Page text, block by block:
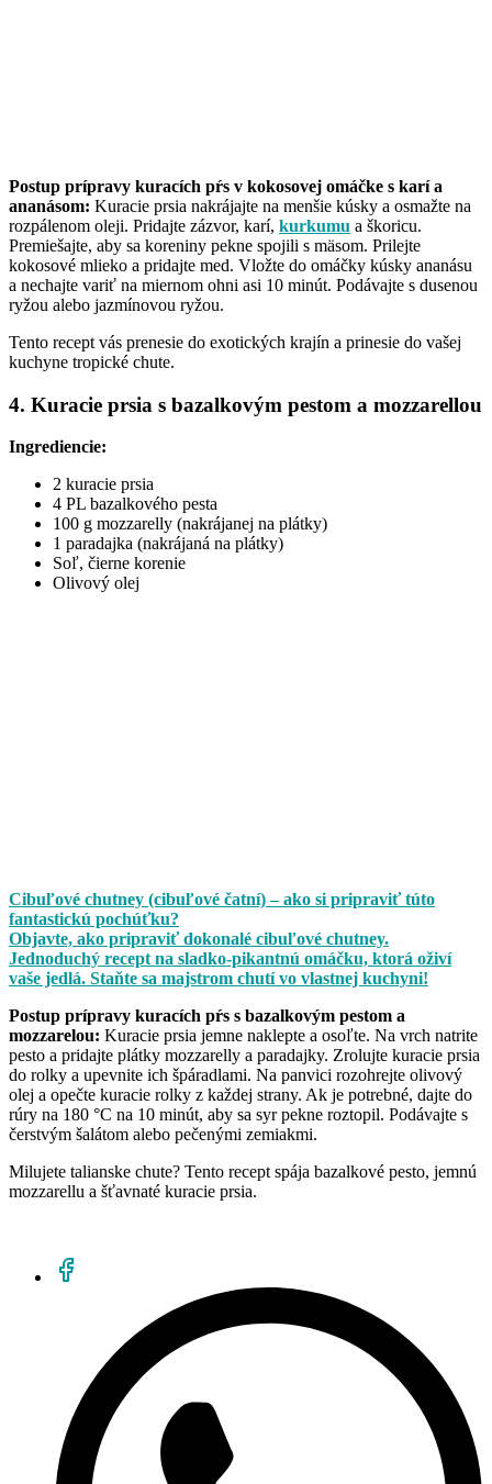
Postup prípravy kuracích pŕs v kokosovej omáčke s karí a
ananásom: Kuracie prsia nakrájajte na menšie kúsky a osmažte na
rozpálenom oleji. Pridajte zázvor, karí, kurkumu a škoricu.
Premiešajte, aby sa koreniny pekne spojili s mäsom. Prilejte
kokosové mlieko a pridajte med. Vložte do omáčky kúsky ananásu
a nechajte variť na miernom ohni asi 10 minút. Podávajte s dusenou
ryžou alebo jazmínovou ryžou.
Tento recept vás prenesie do exotických krajín a prinesie do vašej
kuchyne tropické chute.
4. Kuracie prsia s bazalkovým pestom a mozzarellou
Ingrediencie:
2 kuracie prsia
4 PL bazalkového pesta
100 g mozzarelly (nakrájanej na plátky)
1 paradajka (nakrájaná na plátky)
Soľ, čierne korenie
Olivový olej
Cibuľové chutney (cibuľové čatní) – ako si pripraviť túto
fantastickú pochúťku?
Objavte, ako pripraviť dokonalé cibuľové chutney.
Jednoduchý recept na sladko-pikantnú omáčku, ktorá oživí
vaše jedlá. Staňte sa majstrom chutí vo vlastnej kuchyni!
Postup prípravy kuracích pŕs s bazalkovým pestom a
mozzarelou: Kuracie prsia jemne naklepte a osoľte. Na vrch natrite
pesto a pridajte plátky mozzarelly a paradajky. Zrolujte kuracie prsia
do rolky a upevnite ich špáradlami. Na panvici rozohrejte olivový
olej a opečte kuracie rolky z každej strany. Ak je potrebné, dajte do
rúry na 180 °C na 10 minút, aby sa syr pekne roztopil. Podávajte s
čerstvým šalátom alebo pečenými zemiakmi.
Milujete talianske chute? Tento recept spája bazalkové pesto, jemnú
mozzarellu a šťavnaté kuracie prsia.